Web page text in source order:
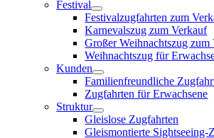
Festival
Festivalzugfahrten zum
Karnevalszug zum Verkauf
Großer Weihnachtszug zum
Weihnachtszug für
Kunden
Familienfreundliche
Zugfahrten für Erwachsene
Struktur
Gleislose Zugfahrten
Gleismontierte Sightseeing-